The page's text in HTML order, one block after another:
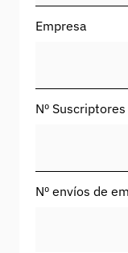
Empresa
Nº
Nº envíos de